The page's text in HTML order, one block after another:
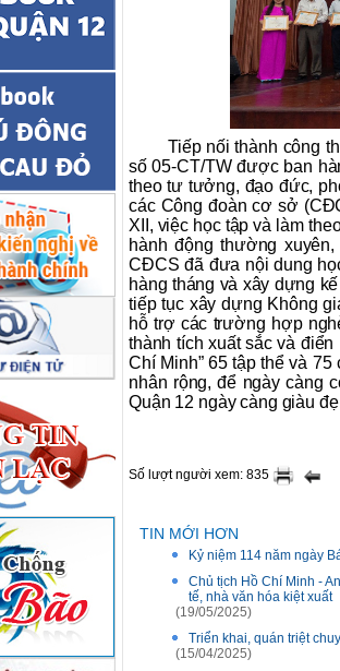
Tiếp nối thành công
số 05-CT/TW được ban
theo tư tưởng, đạo đức,
các Công đoàn cơ sở
XII, việc học tập và làm
hành động thường
CĐCS đã đưa nội dung
hàng tháng và xây dựng
tiếp tục xây dựng Không
hỗ trợ các trường hợp
thành tích xuất sắc và
Chí Minh” 65 tập thể và
nhân rộng, để ngày càng
Quận 12 ngày càng giàu
Số lượt người xem: 835
TIN MỚI HƠN
Kỷ niệm 114 năm ngày
Chủ tịch Hồ Chí Minh -
tế, nhà văn hóa kiệt xuất
(19/05/2025)
Triển khai, quán triệt
(15/04/2025)